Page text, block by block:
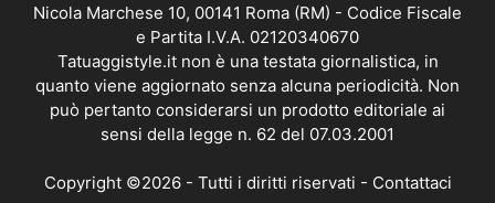
Nicola Marchese 10, 00141 Roma (RM) - Codice Fiscale
e Partita I.V.A. 02120340670
Tatuaggistyle.it non è una testata giornalistica, in
quanto viene aggiornato senza alcuna periodicità. Non
può pertanto considerarsi un prodotto editoriale ai
sensi della legge n. 62 del 07.03.2001
Copyright ©2026 - Tutti i diritti riservati - Contattaci